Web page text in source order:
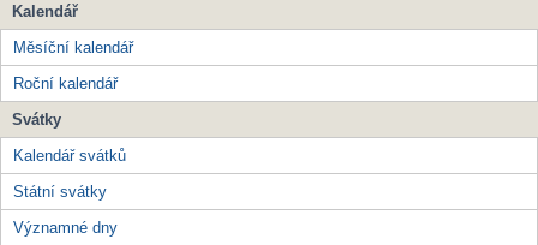
Kalendář
Měsíční kalendář
Roční kalendář
Svátky
Kalendář svátků
Státní svátky
Významné dny